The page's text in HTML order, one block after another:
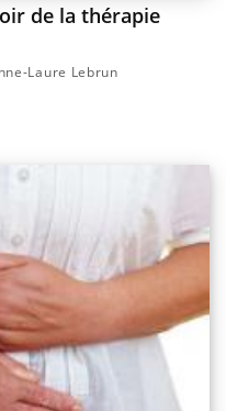
de la thérapie
Laure Lebrun